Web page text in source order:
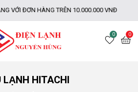
ĐƠN HÀNG TRÊN 10.000.000 VNĐ
0 0
LẠNH HITACHI